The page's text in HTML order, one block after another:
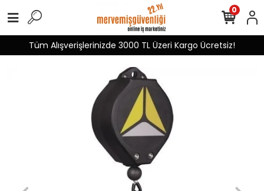
Tüm Alışverişlerinizde 3000 TL Üzeri Kargo Ücretsiz!
0